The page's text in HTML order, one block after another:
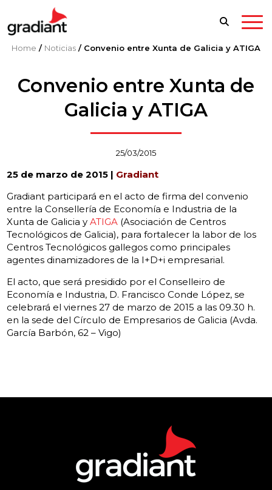
Home / Noticias / Convenio entre Xunta de Galicia y ATIGA
Convenio entre Xunta de
Galicia y ATIGA
25/03/2015
25 de marzo de 2015 | Gradiant
Gradiant participará en el acto de firma del convenio
entre la Consellería de Economía e Industria de la
Xunta de Galicia yATIGA (Asociación de Centros
Tecnológicos de Galicia), para fortalecer la labor de los
Centros Tecnológicos gallegos como principales
agentes dinamizadores de la I+D+i empresarial.
El acto, que será presidido por el Conselleiro de
Economía e Industria, D. Francisco Conde López, se
celebrará el viernes 27 de marzo de 2015 a las 09.30 h.
en la sede del Círculo de Empresarios de Galicia (Avda.
García Barbón, 62 – Vigo)